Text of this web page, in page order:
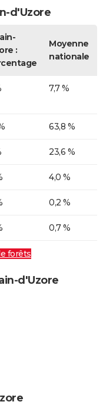
d'Uzore
:
Moyenne
nationale
7,7 %
63,8 %
23,6 %
4,0 %
0,2 %
0,7 %
forêts
d'Uzore